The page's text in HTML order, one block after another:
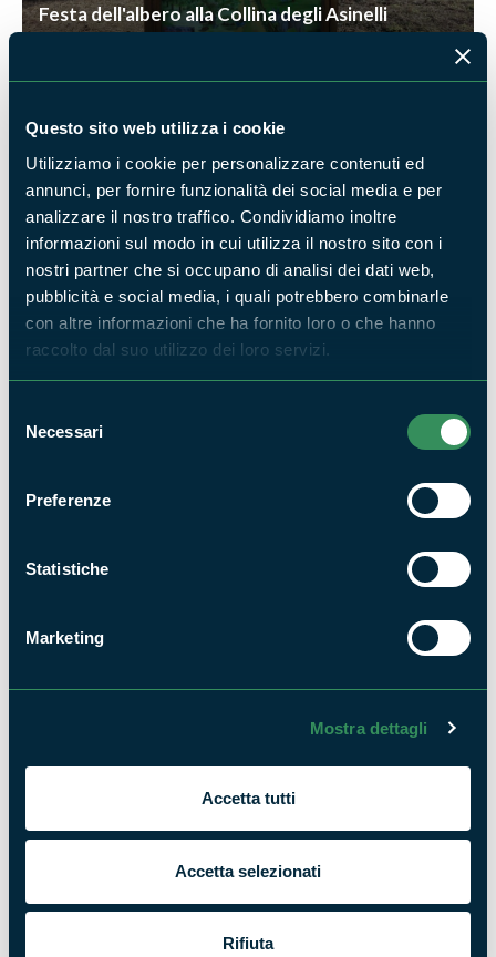
Questo sito web utilizza i cookie
Utilizziamo i cookie per personalizzare contenuti ed
annunci, per fornire funzionalità dei social media e per
analizzare il nostro traffico. Condividiamo inoltre
informazioni sul modo in cui utilizza il nostro sito con i
nostri partner che si occupano di analisi dei dati web,
pubblicità e social media, i quali potrebbero combinarle
con altre informazioni che ha fornito loro o che hanno
raccolto dal suo utilizzo dei loro servizi.
delNecessari
Preferenze
Statistiche
Marketing
Mostra dettagli
Accetta tutti
Accetta selezionati
Rifiuta
Festa dell'albero alla Collina degli Asinelli
NEWS
Festa dell'Albero 2017
Salvata a Monte Compatri una Poiana
Cucciolo di volpe in cerca di cibo